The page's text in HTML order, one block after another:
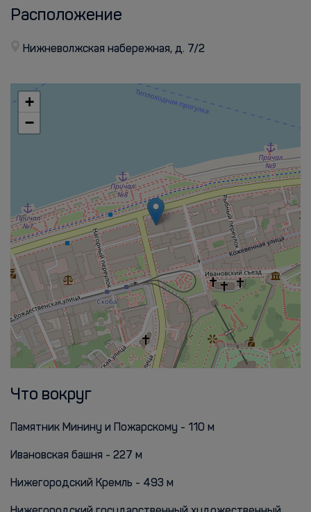
Расположение
Нижневолжская набережная, д. 7/2
+
−
Что вокруг
Памятник Минину и Пожарскому - 110 м
Ивановская башня - 227 м
Нижегородский Кремль - 493 м